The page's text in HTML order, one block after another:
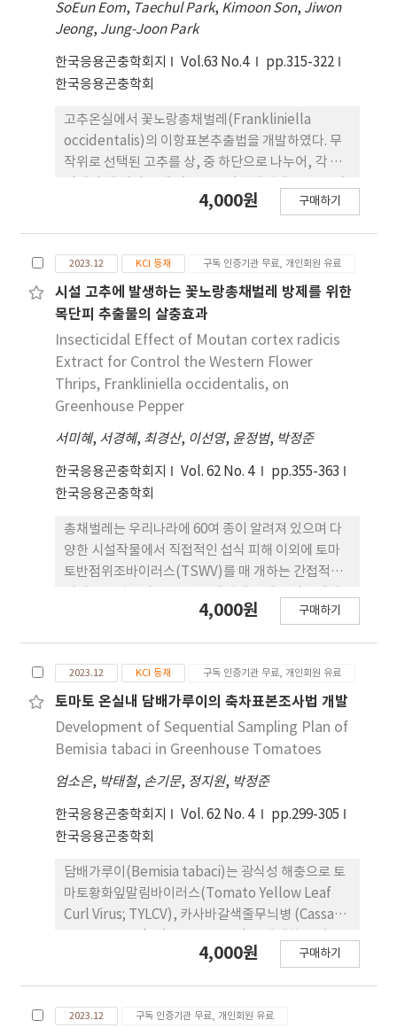
results indicated that under all Shared
Socioeconomic Pathway (SSP) scenario
combinations, the PRA for SSP1 and SSP3 in
2055 were similar, with values of 47.85% and
48.62%, respectively. However, by 2085,
these areas showed a marked decrease to
39.28% and 28.52%, respectively. These
findings suggest that the PRA for P. absoluta
is expected to be most critical in the near
future as climate and land-use changes
management to prevent further invasion and
spread of P. absoluta into new regions of
South Korea. Additionally, it provides
development of effective control and
management strategies. By thoroughly
evaluating the impact of climate and land
cover changes on invasive species
management, this research presents a
spread and risks of P. absoluta under future
climate scenarios.
SoEun Eom, Taechul Park, Kimoon Son, Jiwon
Jeong, Jung-Joon Park
한국응용곤충학회지 Vol.63 No.4
pp.315-322
한국응용곤충학회
고추온실에서 꽃노랑총채벌레(Frankliniella
occidentalis)의 이항표본추출법을 개발하였다. 무
작위로 선택된 고추를 상, 중 하단으로 나누어, 각 구
탄올이 든 바이알에 털어서 채취한뒤 실체현미경 하
감염비율(PT)간의 이항관계 모형을 평가하여 개발
하고 검증하였다. 꽃노랑총채벌 레의 이항표본조사를
위한 최적의 Tally threshold는 3으로 나타났다. 개
발된 이항표본추출법의 검증은 이항표본추출법 개발
에 사용되지 않은 독 립적 자료를 사용해서 RVSP
(Resampling Validation for Sampling Plan) 프
로그램으로 진행했으며, 고정 표본 크기(FSS)와
Wald의 순차적 확률비 검정(SPRT)을 사용했다.
FSS는 Tally threshold를 3으로, SPRT는 상한값
을 수행했 다. 시뮬레이션 결과 실제 평균과 예측 평균
간의 차이가 없었으므로 개발된 이항표본조사법이 효
과적인 것으로 나타났다.
4,000원 구매하기
2023.12 KCI 등재 구독 인증기관 무료, 개인회원 유료
시설 고추에 발생하는 꽃노랑총채벌레 방제를 위한
목단피 추출물의 살충효과
Insecticidal Effect of Moutan cortex radicis
Extract for Control the Western Flower
Thrips, Frankliniella occidentalis, on
Greenhouse Pepper
서미혜, 서경혜, 최경산, 이선영, 윤정범, 박정준
한국응용곤충학회지 Vol. 62 No. 4
pp.355-363
한국응용곤충학회
총채벌레는 우리나라에 60여 종이 알려져 있으며 다
양한 시설작물에서 직접적인 섭식 피해 이외에 토마
토반점위조바이러스(TSWV)를 매 개하는 간접적인
의존해 왔는데, 이는 농업환경에 많은 부작용을 유발
성 회피를 위한 물질을 탐색하였다. 실내검정으로 약
용작물 67종의 추출물을 꽃노랑총채벌레 성충에 처
리하여 가장 효과가 우수한 목단피를 선발하였다. 목
단피 추출물을 처리 후 1일차에 100%의 살충효 과를
딧물 3일차 97%, 점박이응애 1일차 100%의 살충효
과를 보였다. 고추 포트 검정에서 꽃노랑총채벌레 방
제가는 1일차 77.6%, 2일차 40%의 효과가 나타났
탐색하고 있으며, 총 채벌레 방제에 본 추출물을 활용
한다면 효과적일 것으로 기대된다.
4,000원 구매하기
2023.12 KCI 등재 구독 인증기관 무료, 개인회원 유료
토마토 온실내 담배가루이의 축차표본조사법 개발
Development of Sequential Sampling Plan of
Bemisia tabaci in Greenhouse Tomatoes
엄소은, 박태철, 손기문, 정지원, 박정준
한국응용곤충학회지 Vol. 62 No. 4
pp.299-305
한국응용곤충학회
담배가루이(Bemisia tabaci)는 광식성 해충으로 토
마토황화잎말림바이러스(Tomato Yellow Leaf
Curl Virus; TYLCV), 카사바갈색줄무늬병 (Cassava
이다. 담배가루이 방제를 위해 화학적 방제가 주로 시
precision sampling plan)을 개발하였다. 표본추출
4,000원 구매하기
2023.12 구독 인증기관 무료, 개인회원 유료